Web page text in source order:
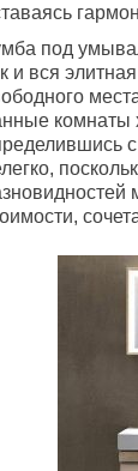
под
и вся
комнаты